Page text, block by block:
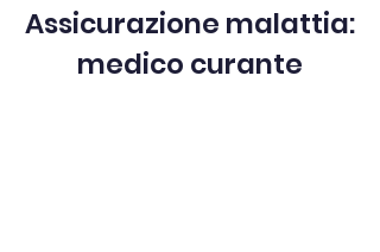
Assicurazione malattia:
medico curante